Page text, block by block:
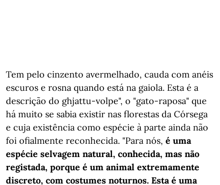
Tem pelo cinzento avermelhado, cauda com anéis
escuros e rosna quando está na gaiola. Esta é a
descrição do ghjattu-volpe", o "gato-raposa" que
há muito se sabia existir nas florestas da Córsega
e cuja existência como espécie à parte ainda não
foi ofialmente reconhecida. "Para nós, é uma
espécie selvagem natural, conhecida, mas não
registada, porque é um animal extremamente
discreto, com costumes noturnos. Esta é uma